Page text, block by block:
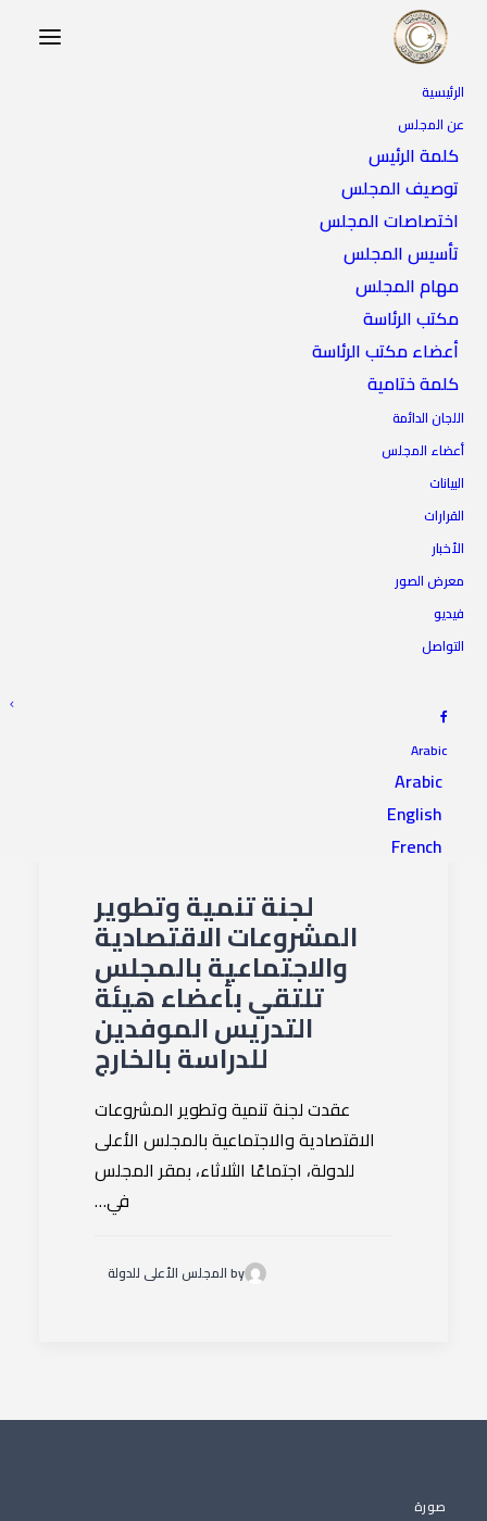
الرئيسية
عن المجلس
كلمة الرئيس
توصيف المجلس
اختصاصات المجلس
تأسيس المجلس
مهام المجلس
مكتب الرئاسة
أعضاء مكتب الرئاسة
كلمة ختامية
اللجان الدائمة
أعضاء المجلس
البيانات
القرارات
الأخبار
معرض الصور
فيديو
التواصل
Arabic
Arabic
English
French
الدراسة بالخارج
لجنة تنمية وتطوير
المشروعات الاقتصادية
والاجتماعية بالمجلس
تلتقي بأعضاء هيئة
التدريس الموفدين
للدراسة بالخارج
عقدت لجنة تنمية وتطوير المشروعات
الاقتصادية والاجتماعية بالمجلس الأعلى
للدولة، اجتماعًا الثلاثاء، بمقر المجلس
في…
by المجلس الأعلى للدولة
صورة